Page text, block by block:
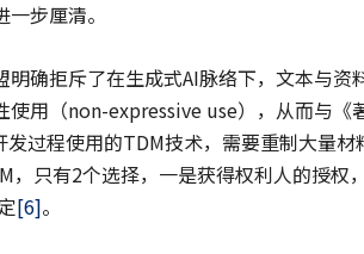
步厘清。
明确拒斥了在生成式AI脉络下，文本与
使用（non-expressive use），从而与
过程使用的TDM技术，需要重制大量
，只有2个选择，一是获得权利人的授权
[6]。